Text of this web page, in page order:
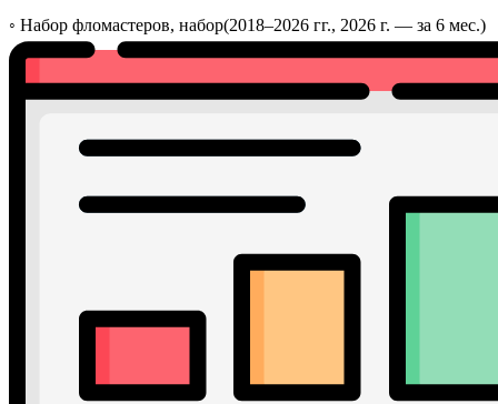
◦ Набор фломастеров, набор(2018–2026 гг., 2026 г. — за 6 мес.)